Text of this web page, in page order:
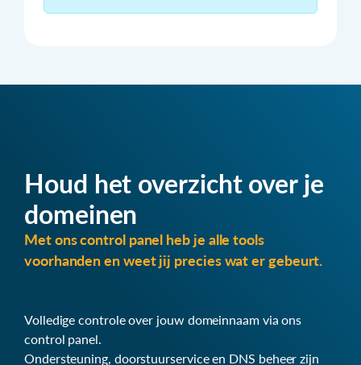
Houd het overzicht over je
domeinen
Met ons control panel heb je alle tools
voorhanden en weet jij precies wat er gebeurt.
Volledige controle over jouw domeinnaam via ons
control panel.
Ondersteuning, doorstuurservice en DNS beheer zijn